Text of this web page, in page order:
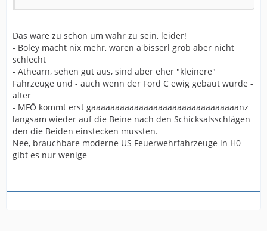
Das wäre zu schön um wahr zu sein, leider!
- Boley macht nix mehr, waren a'bisserl grob aber nicht
schlecht
- Athearn, sehen gut aus, sind aber eher "kleinere"
Fahrzeuge und - auch wenn der Ford C ewig gebaut wurde -
älter
- MFÖ kommt erst gaaaaaaaaaaaaaaaaaaaaaaaaaaaaaaanz
langsam wieder auf die Beine nach den Schicksalsschlägen
den die Beiden einstecken mussten.
Nee, brauchbare moderne US Feuerwehrfahrzeuge in H0
gibt es nur wenige